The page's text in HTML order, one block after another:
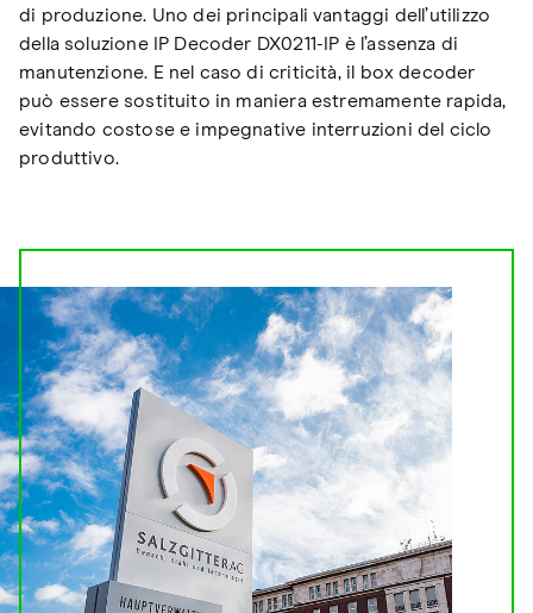
di produzione. Uno dei principali vantaggi dell’utilizzo
della soluzione IP Decoder DX0211-IP è l’assenza di
manutenzione. E nel caso di criticità, il box decoder
può essere sostituito in maniera estremamente rapida,
evitando costose e impegnative interruzioni del ciclo
produttivo.